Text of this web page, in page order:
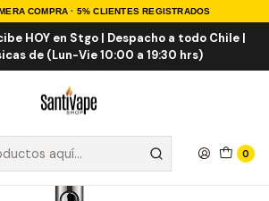
COMPRA · 5% CLIENTES REGISTRADOS
HOY en Stgo | Despacho a todo Chile |
de (Lun-Vie 10:00 a 19:30 hrs)
0
HERBALES Cartridge
Bateria 510 para Cartridge de Clear